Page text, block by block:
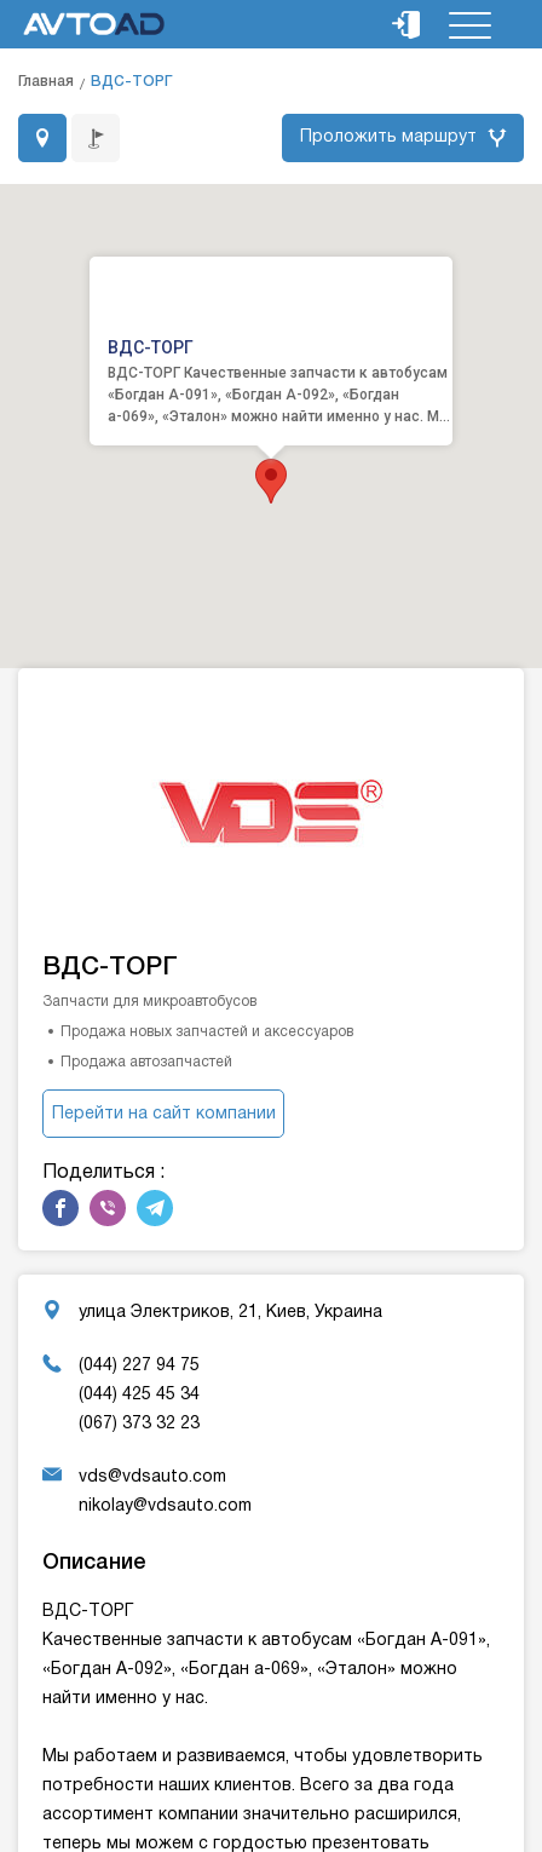
Главная ВДС-ТОРГ
Проложить маршрут
ВДС-ТОРГ
ВДС-ТОРГ Качественные запчасти к автобусам
«Богдан А-091», «Богдан А-092», «Богдан
а-069», «Эталон» можно найти именно у нас. Мы
ВДС-ТОРГ
Запчасти для микроавтобусов
Продажа новых запчастей и аксессуаров
Продажа автозапчастей
Перейти на сайт компании
Поделиться :
улица Электриков, 21, Киев, Украина
(044) 227 94 75
(044) 425 45 34
(067) 373 32 23
vds@vdsauto.com
nikolay@vdsauto.com
Описание
ВДС-ТОРГ
Качественные запчасти к автобусам «Богдан А-091»,
«Богдан А-092», «Богдан а-069», «Эталон» можно
найти именно у нас.
Мы работаем и развиваемся, чтобы удовлетворить
потребности наших клиентов. Всего за два года
ассортимент компании значительно расширился,
теперь мы можем с гордостью презентовать